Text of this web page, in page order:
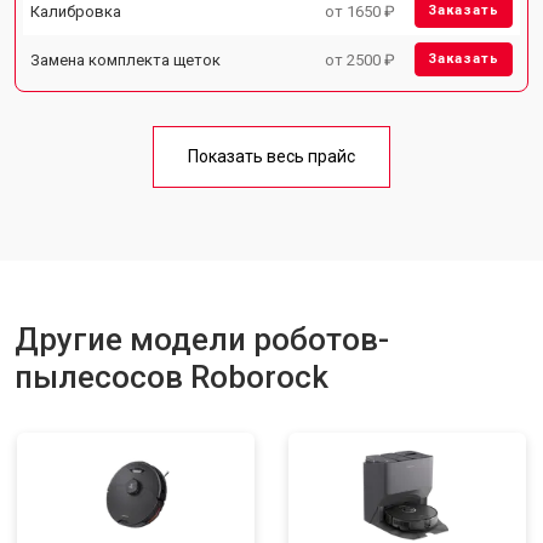
Калибровка от 1650 ₽ Заказать
Замена комплекта щеток от 2500 ₽ Заказать
Показать весь прайс
Другие модели роботов-
пылесосов Roborock